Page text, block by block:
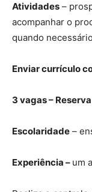
Atividades –
acompanhar o
quando
Enviar currículo
3 vagas –
Escolaridade –
Experiência – um